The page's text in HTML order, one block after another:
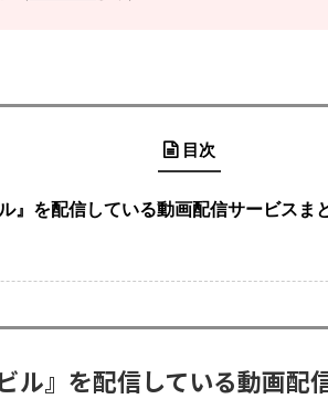
目次
』を配信している動画配信サービスま
ル』を配信している動画配